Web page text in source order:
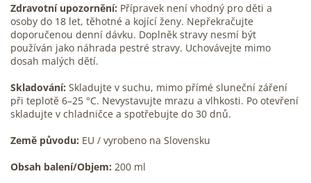
Zdravotní upozornění: Přípravek není vhodný pro děti a
osoby do 18 let, těhotné a kojící ženy. Nepřekračujte
doporučenou denní dávku. Doplněk stravy nesmí být
používán jako náhrada pestré stravy. Uchovávejte mimo
dosah malých dětí.
Skladování: Skladujte v suchu, mimo přímé sluneční záření
při teplotě 6–25 °C. Nevystavujte mrazu a vlhkosti. Po otevření
skladujte v chladničce a spotřebujte do 30 dnů.
Země původu: EU / vyrobeno na Slovensku
Obsah balení/Objem: 200 ml